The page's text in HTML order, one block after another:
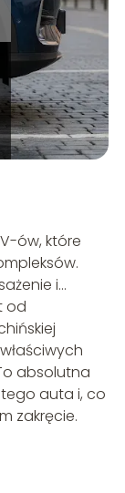
ów, które
i…
od
absolutna
auta i, co
zakręcie.